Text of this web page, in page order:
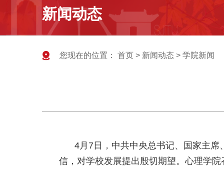
新闻动态
您现在的位置： 首页 > 新闻动态 > 学院新闻
4月7日，中共中央总书记、国家主
信，对学校发展提出殷切期望。心理学